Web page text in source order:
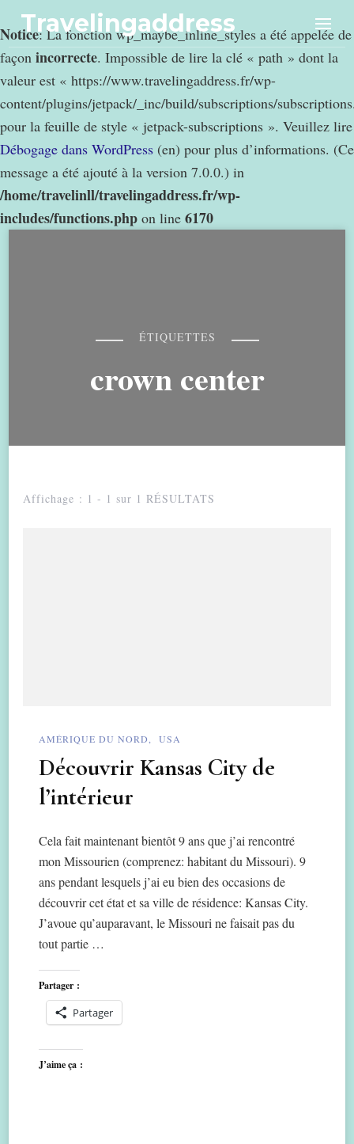
Notice: La fonction wp_maybe_inline_styles a été appelée de
façon incorrecte. Impossible de lire la clé « path » dont la
valeur est « https://www.travelingaddress.fr/wp-
content/plugins/jetpack/_inc/build/subscriptions/
pour la feuille de style « jetpack-subscriptions ». Veuillez lire
Débogage dans WordPress (en) pour plus d’informations. (Ce
message a été ajouté à la version 7.0.0.) in
/home/travelinll/travelingaddress.fr/wp-
includes/functions.php on line 6170
Travelingaddress
ÉTIQUETTES
crown center
Affichage : 1 - 1 sur 1 RÉSULTATS
AMÉRIQUE DU NORD USA
Découvrir Kansas City de
l’intérieur
Cela fait maintenant bientôt 9 ans que j’ai rencontré
mon Missourien (comprenez: habitant du Missouri). 9
ans pendant lesquels j’ai eu bien des occasions de
découvrir cet état et sa ville de résidence: Kansas City.
J’avoue qu’auparavant, le Missouri ne faisait pas du
tout partie …
Partager :
Partager
J’aime ça :